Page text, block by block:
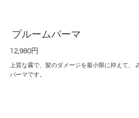
プルームパーマ
12,980円
上質な霧で、髪のダメージを最小限に抑えて、
パーマです。